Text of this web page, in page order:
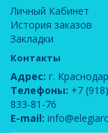
Личный Кабинет
История заказов
Закладки
Контакты
Адрес: г. Краснодар
Телефоны: +7
833-81-76
E-mail: